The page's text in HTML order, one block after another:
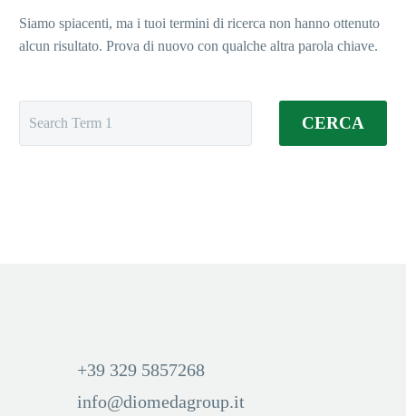
Siamo spiacenti, ma i tuoi termini di ricerca non hanno ottenuto
alcun risultato. Prova di nuovo con qualche altra parola chiave.
CERCA
+39 329 5857268
info@diomedagroup.it